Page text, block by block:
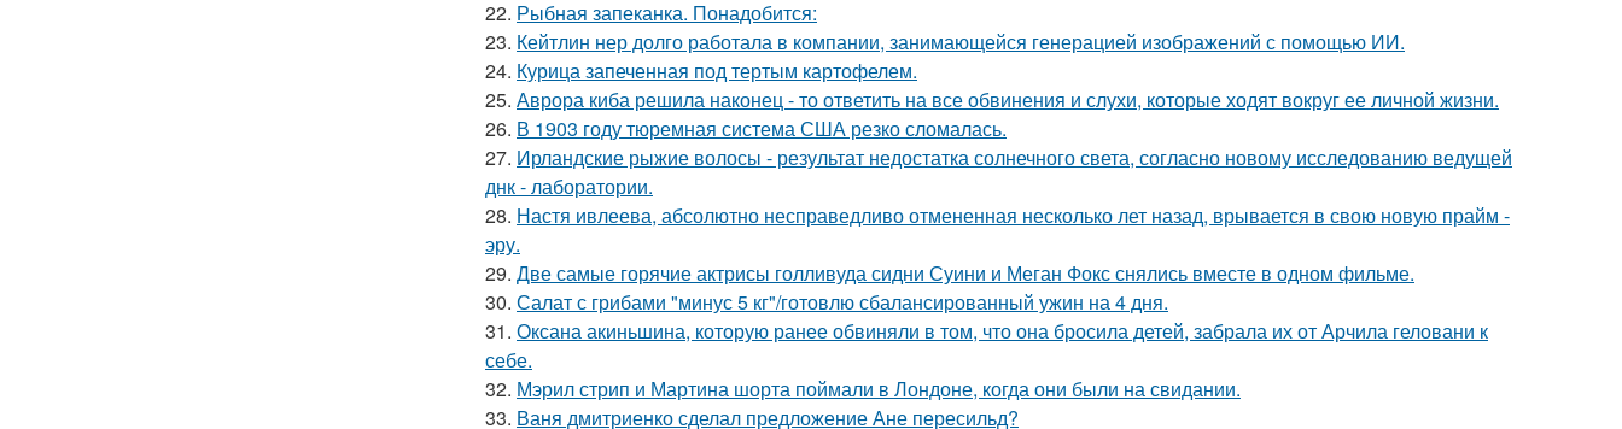
22. Рыбная запеканка. Понадобится:
23. Кейтлин нер долго работала в компании, занимающейся генерацией изображений с помощью ИИ.
24. Курица запеченная под тертым картофелем.
25. Аврора киба решила наконец - то ответить на все обвинения и слухи, которые ходят вокруг ее личной жизни.
26. В 1903 году тюремная система США резко сломалась.
27. Ирландские рыжие волосы - результат недостатка солнечного света, согласно новому исследованию ведущей
днк - лаборатории.
28. Настя ивлеева, абсолютно несправедливо отмененная несколько лет назад, врывается в свою новую прайм -
эру.
29. Две самые горячие актрисы голливуда сидни Суини и Меган Фокс снялись вместе в одном фильме.
30. Салат с грибами "минус 5 кг"/готовлю сбалансированный ужин на 4 дня.
31. Оксана акиньшина, которую ранее обвиняли в том, что она бросила детей, забрала их от Арчила геловани к
себе.
32. Мэрил стрип и Мартина шорта поймали в Лондоне, когда они были на свидании.
33. Ваня дмитриенко сделал предложение Ане пересильд?